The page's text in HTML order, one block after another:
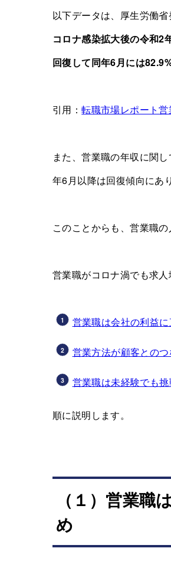
以下データは、厚生労働
コロナ感染拡大後の令和2
回復して同年6月には
引用：転職市場レポート
また、営業職の年収に関
年6月以降は回復傾向にあ
このことからも、営業職
営業職がコロナ渦でも求
営業職は会社の利益
営業方法が顧客との
営業職は未経験でも
順に説明します。
（１）営業
め